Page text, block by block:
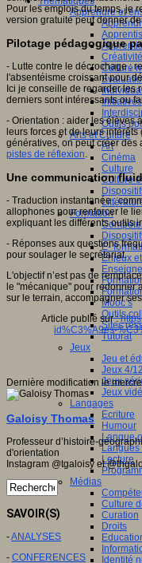
Apprendre et
Créativité
Culture
Initiatives
Outils
Arts et Culture
Art
Cinéma
Culture
Culture
Formation
E-
Enjeux
Mooc’s
Outils
Sites
Tutorat
Jeux
Jeu et
Jeux 4/
Jeux
Jeux
Langages
Ecriture
Humour
Langue
Langues
Lecture
Médias
Culture
Curation
Droits
Identité
Pour les emplois du temps, je
version gratuite peut donner
Pilotage pédagogique
- Lutte contre le décrochage :
l'absentéisme croissant pour
Ici je conseille de regarder les
derniers sont intéressants ou
- Orientation : aider les élèves
leurs forces et de leurs
génératives, on peut créer des
pistes de réflexion.
Une communication
- Traduction instantanée :
allophones pour renforcer le
expliquant les différents outils
- Réponses aux questions
pour soulager le secrétariat.
L'objectif n’est pas de
le "mécanique" pour redonner
sur le terrain, accompagner
Article publié sur :
id%C3%A9es-
Dernière modification le
Galoisy Thomas
Professeur d’histoire-
d'orientation
Instagram @tgaloisy et
SAVOIR(S)
-ANALYSES
- CONFERENCES